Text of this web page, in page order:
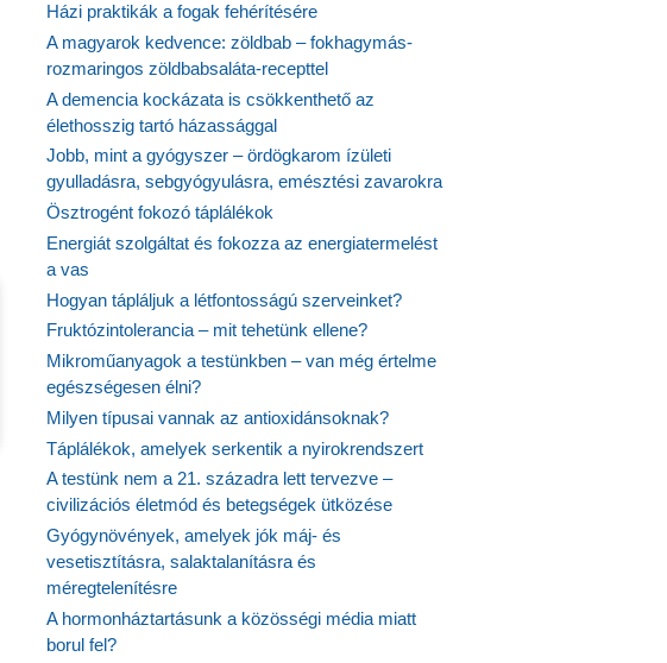
Házi praktikák a fogak fehérítésére
A magyarok kedvence: zöldbab – fokhagymás-
rozmaringos zöldbabsaláta-recepttel
A demencia kockázata is csökkenthető az
élethosszig tartó házassággal
Jobb, mint a gyógyszer – ördögkarom ízületi
gyulladásra, sebgyógyulásra, emésztési zavarokra
Ösztrogént fokozó táplálékok
Energiát szolgáltat és fokozza az energiatermelést
a vas
Hogyan tápláljuk a létfontosságú szerveinket?
Fruktózintolerancia – mit tehetünk ellene?
Mikroműanyagok a testünkben – van még értelme
egészségesen élni?
Milyen típusai vannak az antioxidánsoknak?
Táplálékok, amelyek serkentik a nyirokrendszert
A testünk nem a 21. századra lett tervezve –
civilizációs életmód és betegségek ütközése
Gyógynövények, amelyek jók máj- és
vesetisztításra, salaktalanításra és
méregtelenítésre
A hormonháztartásunk a közösségi média miatt
borul fel?